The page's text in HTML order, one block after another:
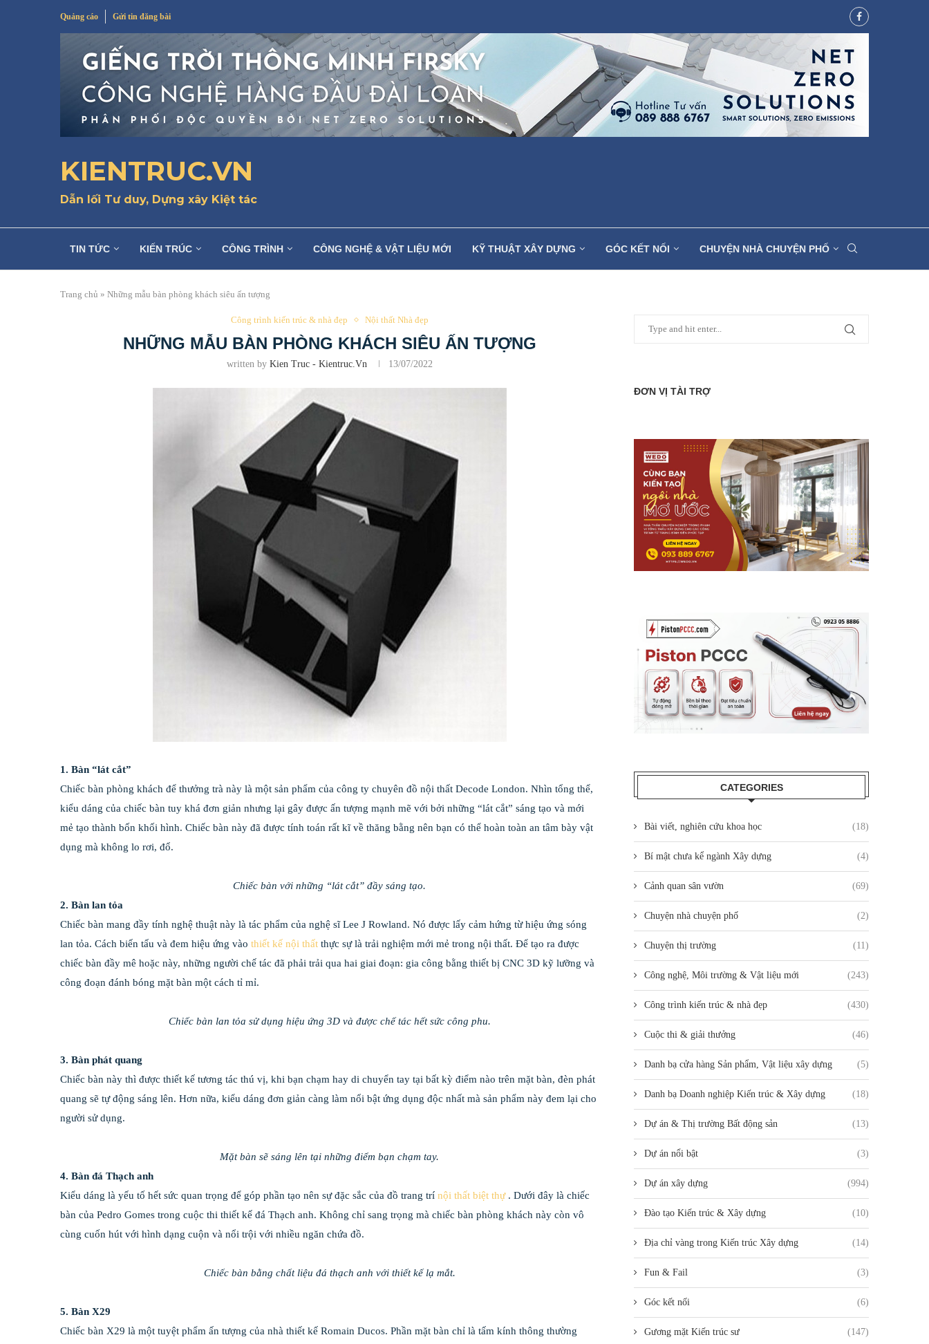
Quảng cáo Gửi tin đăng bài
KIENTRUC.VN
Dẫn lối Tư duy, Dựng xây Kiệt tác
TIN TỨC KIẾN TRÚC CÔNG TRÌNH CÔNG NGHỆ & VẬT LIỆU MỚI KỸ THUẬT XÂY DỰNG GÓC KẾT NỐI CHUYỆN NHÀ CHUYỆN PHỐ
Trang chủ » Những mẫu bàn phòng khách siêu ấn tượng
Công trình kiến trúc & nhà đẹp Nội thất Nhà đẹp
NHỮNG MẪU BÀN PHÒNG KHÁCH SIÊU ẤN TƯỢNG
written by Kien Truc - Kientruc.vn 13/07/2022
1. Bàn “lát cắt”
Chiếc bàn phòng khách để thưởng trà này là một sản phẩm của công ty chuyên đồ nội thất Decode London. Nhìn tổng thể,
kiểu dáng của chiếc bàn tuy khá đơn giản nhưng lại gây được ấn tượng mạnh mẽ với bởi những “lát cắt” sáng tạo và mới
mẻ tạo thành bốn khối hình. Chiếc bàn này đã được tính toán rất kĩ về thăng bằng nên bạn có thể hoàn toàn an tâm bày vật
dụng mà không lo rơi, đổ.
Chiếc bàn với những “lát cắt” đầy sáng tạo.
2. Bàn lan tỏa
Chiếc bàn mang đầy tính nghệ thuật này là tác phẩm của nghệ sĩ Lee J Rowland. Nó được lấy cảm hứng từ hiệu ứng sóng
lan tỏa. Cách biến tấu và đem hiệu ứng vào thiết kế nội thất thực sự là trải nghiệm mới mẻ trong nội thất. Để tạo ra được
chiếc bàn đầy mê hoặc này, những người chế tác đã phải trải qua hai giai đoạn: gia công bằng thiết bị CNC 3D kỹ lưỡng và
công đoạn đánh bóng mặt bàn một cách tỉ mỉ.
Chiếc bàn lan tỏa sử dụng hiệu ứng 3D và được chế tác hết sức công phu.
3. Bàn phát quang
Chiếc bàn này thì được thiết kế tương tác thú vị, khi bạn chạm hay di chuyển tay tại bất kỳ điểm nào trên mặt bàn, đèn phát
quang sẽ tự động sáng lên. Hơn nữa, kiểu dáng đơn giản càng làm nổi bật ứng dụng độc nhất mà sản phẩm này đem lại cho
người sử dụng.
Mặt bàn sẽ sáng lên tại những điểm bạn chạm tay.
4. Bàn đá Thạch anh
Kiểu dáng là yếu tố hết sức quan trọng để góp phần tạo nên sự đặc sắc của đồ trang trí nội thất biệt thự . Dưới đây là chiếc
bàn của Pedro Gomes trong cuộc thi thiết kế đá Thạch anh. Không chỉ sang trọng mà chiếc bàn phòng khách này còn vô
cùng cuốn hút với hình dạng cuộn và nổi trội với nhiều ngăn chứa đồ.
Chiếc bàn bằng chất liệu đá thạch anh với thiết kế lạ mắt.
5. Bàn X29
Chiếc bàn X29 là một tuyệt phẩm ấn tượng của nhà thiết kế Romain Ducos. Phần mặt bàn chỉ là tấm kính thông thường
ĐƠN VỊ TÀI TRỢ
CATEGORIES
Bài viết, nghiên cứu khoa học (18)
Bí mật chưa kể ngành Xây dựng (4)
Cảnh quan sân vườn (69)
Chuyện nhà chuyện phố (2)
Chuyện thị trường (11)
Công nghệ, Môi trường & Vật liệu mới (243)
Công trình kiến trúc & nhà đẹp (430)
Cuộc thi & giải thưởng (46)
Danh bạ cửa hàng Sản phẩm, Vật liệu xây dựng (5)
Danh bạ Doanh nghiệp Kiến trúc & Xây dựng (18)
Dự án & Thị trường Bất động sản (13)
Dự án nổi bật (3)
Dự án xây dựng (994)
Đào tạo Kiến trúc & Xây dựng (10)
Địa chỉ vàng trong Kiến trúc Xây dựng (14)
Fun & Fail (3)
Góc kết nối (6)
Gương mặt Kiến trúc sư (147)